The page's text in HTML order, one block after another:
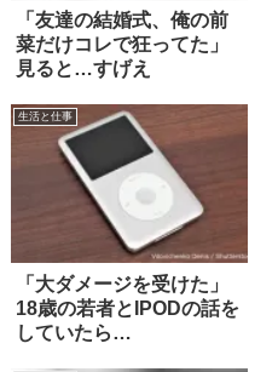
「友達の結婚式、俺の前
菜だけコレで狂ってた」
見ると…すげえ
生活と仕事
「大ダメージを受けた」
18歳の若者とIPODの話を
していたら…